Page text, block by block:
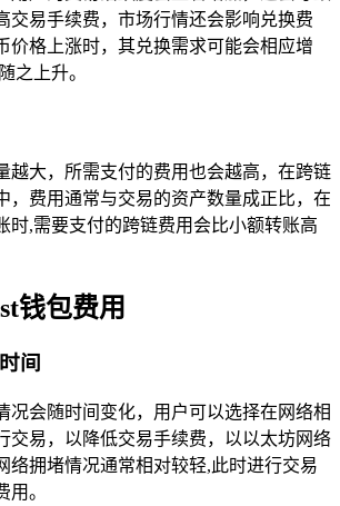
交易手续费，市场行情还会影响兑换费
价格上涨时，其兑换需求可能会相应增
之上升。
越大，所需支付的费用也会越高，在跨链
，费用通常与交易的资产数量成正比，在
时,需要支付的跨链费用会比小额转账高
钱包费用
间
况会随时间变化，用户可以选择在网络相
交易，以降低交易手续费，以以太坊网络
络拥堵情况通常相对较轻,此时进行交易
。